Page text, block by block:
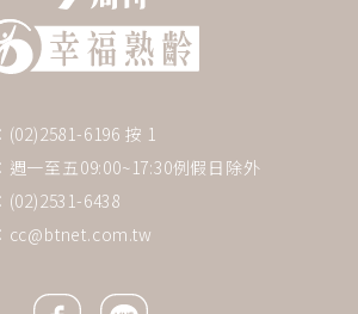
(02)2581-6196 按 1
週一至五09:00~17:30例假日除外
(02)2531-6438
cc@btnet.com.tw
Facebook icon
Line icon